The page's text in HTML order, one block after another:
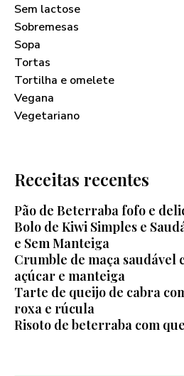
Sem lactose
Sobremesas
Sopa
Tortas
Tortilha e omelete
Vegana
Vegetariano
Receitas recentes
Pão de Beterraba fofo e
Bolo de Kiwi Simples e
e Sem Manteiga
Crumble de maça saudável
açúcar e manteiga
Tarte de queijo de cabra
roxa e rúcula
Risoto de beterraba com